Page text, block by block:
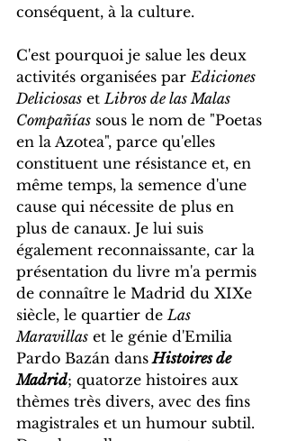
conséquent, à la culture.
C'est pourquoi je salue les deux
activités organisées par Ediciones
Deliciosas et Libros de las Malas
Compañías sous le nom de "Poetas
en la Azotea", parce qu'elles
constituent une résistance et, en
même temps, la semence d'une
cause qui nécessite de plus en
plus de canaux. Je lui suis
également reconnaissante, car la
présentation du livre m'a permis
de connaître le Madrid du XIXe
siècle, le quartier de Las
Maravillas et le génie d'Emilia
Pardo Bazán dans Histoires de
Madrid; quatorze histoires aux
thèmes très divers, avec des fins
magistrales et un humour subtil.